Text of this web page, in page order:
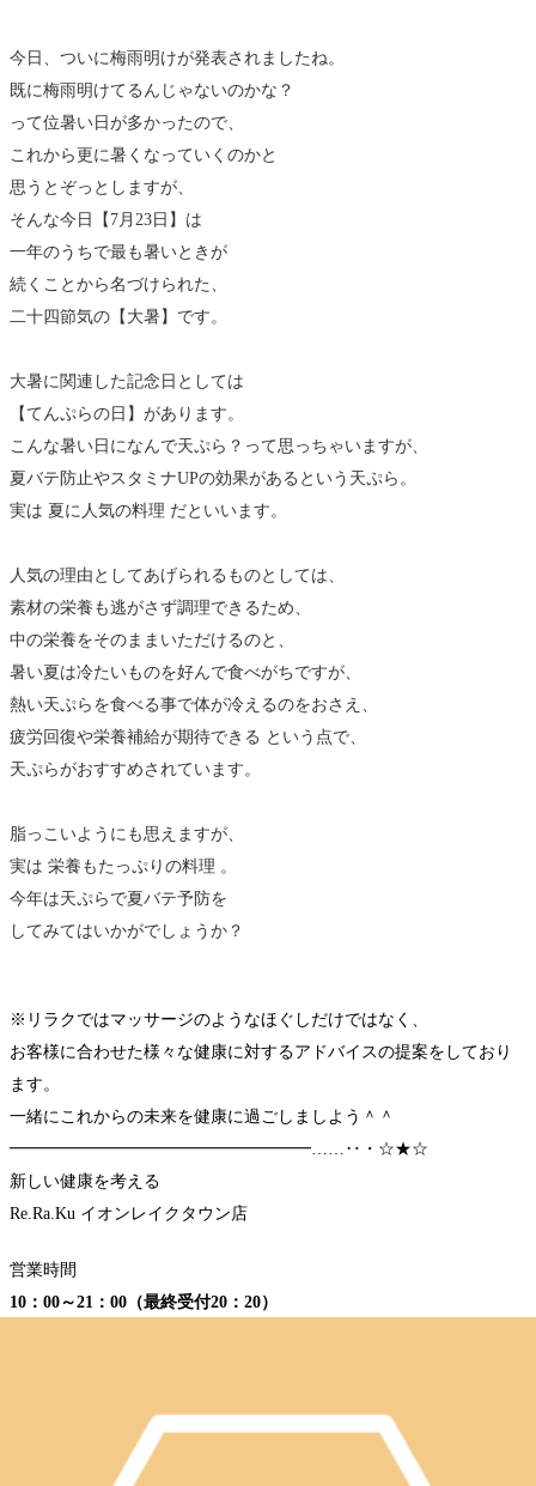
今日、ついに梅雨明けが発表されましたね。
既に梅雨明けてるんじゃないのかな？
って位暑い日が多かったので、
これから更に暑くなっていくのかと
思うとぞっとしますが、
そんな今日【7月23日】は
一年のうちで最も暑いときが
続くことから名づけられた、
二十四節気の【大暑】です。
大暑に関連した記念日としては
【てんぷらの日】があります。
こんな暑い日になんで天ぷら？って思っちゃいますが、
夏バテ防止やスタミナUPの効果があるという天ぷら。
実は 夏に人気の料理 だといいます。
人気の理由としてあげられるものとしては、
素材の栄養も逃がさず調理できるため、
中の栄養をそのままいただけるのと、
暑い夏は冷たいものを好んで食べがちですが、
熱い天ぷらを食べる事で体が冷えるのをおさえ、
疲労回復や栄養補給が期待できる という点で、
天ぷらがおすすめされています。
脂っこいようにも思えますが、
実は 栄養もたっぷりの料理 。
今年は天ぷらで夏バテ予防を
してみてはいかがでしょうか？
※リラクではマッサージのようなほぐしだけではなく、
お客様に合わせた様々な健康に対するアドバイスの提案をしており
ます。
一緒にこれからの未来を健康に過ごしましよう＾＾
━━━━━━━━━━━━━━━━━━……‥・☆★☆
新しい健康を考える
Re.Ra.Ku イオンレイクタウン店
営業時間
10：00～21：00（最終受付20：20）
イオンレイクタウンmori2F
TEL 048-967-5051